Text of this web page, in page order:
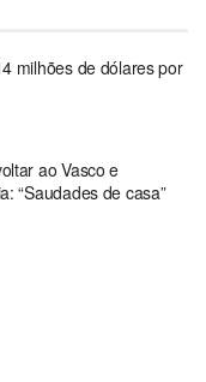
milhões de dólares por
ao Vasco e
“Saudades de casa”